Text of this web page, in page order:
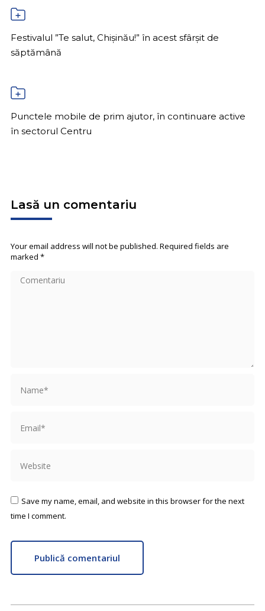
Festivalul ”Te salut, Chișinău!” în acest sfârșit de
săptămână
Punctele mobile de prim ajutor, în continuare active
în sectorul Centru
Lasă un comentariu
Your email address will not be published. Required fields are
marked *
Comentariu
Save my name, email, and website in this browser for the next
time I comment.
Publică comentariul